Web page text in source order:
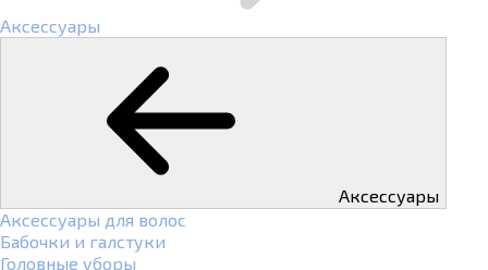
Аксессуары
Аксессуары
Аксессуары для волос
Бабочки и галстуки
Головные уборы